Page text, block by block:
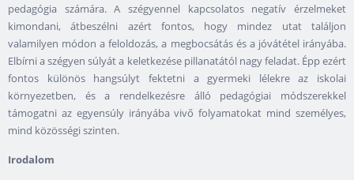
pedagógia számára. A szégyennel kapcsolatos negatív érzelmeket
kimondani, átbeszélni azért fontos, hogy mindez utat találjon
valamilyen módon a feloldozás, a megbocsátás és a jóvátétel irányába.
Elbírni a szégyen súlyát a keletkezése pillanatától nagy feladat. Épp ezért
fontos különös hangsúlyt fektetni a gyermeki lélekre az iskolai
környezetben, és a rendelkezésre álló pedagógiai módszerekkel
támogatni az egyensúly irányába vivő folyamatokat mind személyes,
mind közösségi szinten.
Irodalom